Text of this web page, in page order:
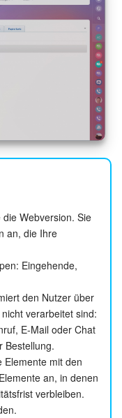
Webversion. Sie
an, die Ihre
Eingehende,
den Nutzer über
verarbeitet sind:
E-Mail oder Chat
Bestellung.
mit den
an, in denen
verbleiben.